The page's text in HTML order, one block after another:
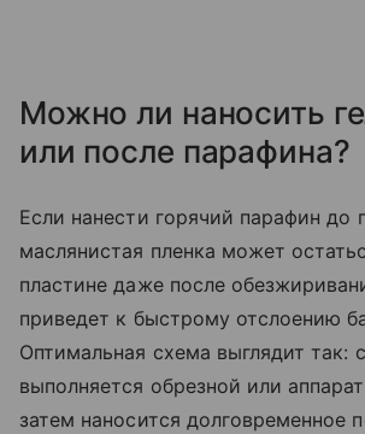
Можно ли наносить
или после парафина?
Если нанести горячий парафин до
маслянистая пленка может
пластине даже после
приведет к быстрому отслоению
Оптимальная схема выглядит так:
выполняется обрезной или
затем наносится долговременное